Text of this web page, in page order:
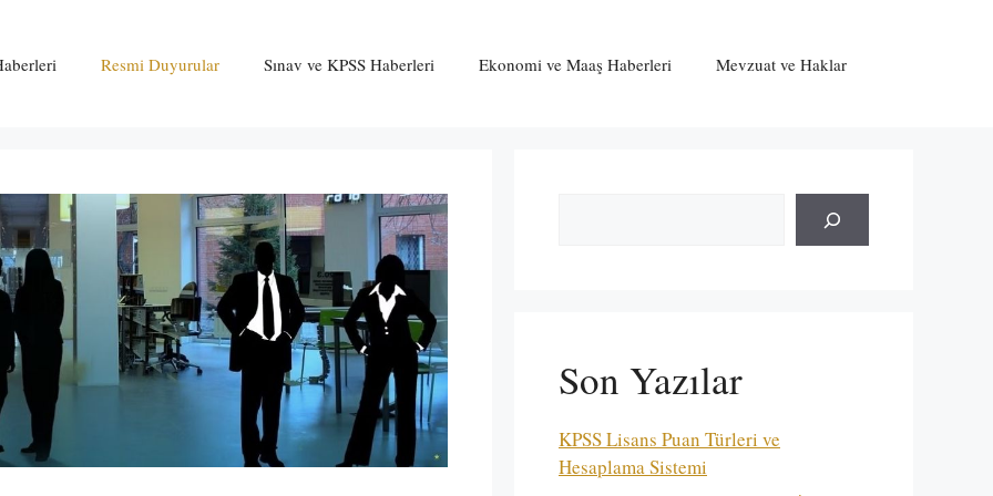
Resmi Duyurular Sınav ve KPSS Haberleri Ekonomi ve Maaş Haberleri Mevzuat ve Haklar
Son Yazılar
KPSS Lisans Puan Türleri ve
Hesaplama Sistemi